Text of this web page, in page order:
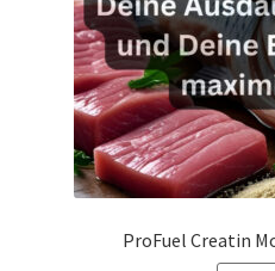
ProFuel Creatin